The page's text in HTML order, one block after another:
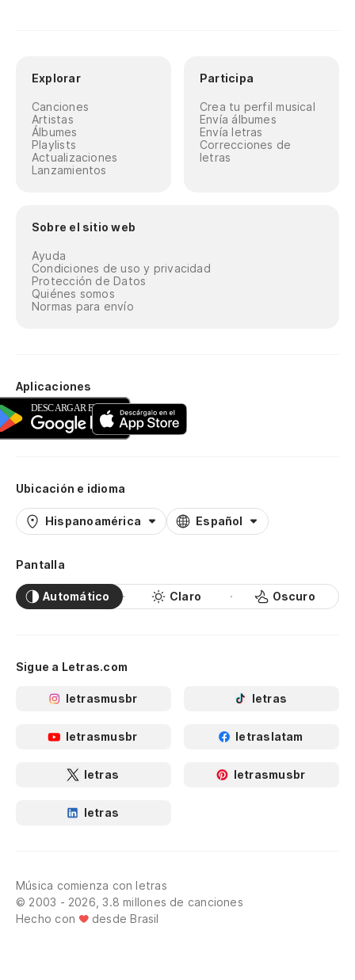
Explorar
Canciones
Artistas
Álbumes
Playlists
Actualizaciones
Lanzamientos
Participa
Crea tu perfil musical
Envía álbumes
Envía letras
Correcciones de
letras
Sobre el sitio web
Ayuda
Condiciones de uso y privacidad
Protección de Datos
Quiénes somos
Normas para envío
Aplicaciones
Ubicación e idioma
Hispanoamérica Español
Pantalla
Automático Claro Oscuro
Sigue a Letras.com
letrasmusbr letras
letrasmusbr letraslatam
letras letrasmusbr
letras
Música comienza con letras
© 2003 - 2026, 3.8 millones de canciones
Hecho con
desde Brasil